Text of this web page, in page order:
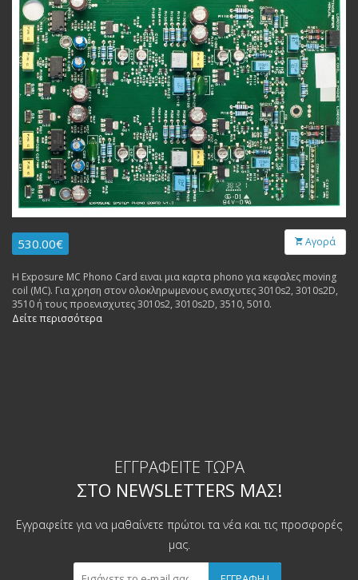
530.00€ Αγορά
Η Exposure MC Phono Card ειναι μια καρτα phono για κεφαλες moving
coil (MC). Για χρηση στον ολοκληρωμενους ενισχυτες 3010s2, 3010s2D,
3510 ή τους προενισχυτες 3010s2, 3010s2D, 3510, 5010.
Δείτε περισσότερα
ΕΓΓΡΑΦΕΊΤΕ ΤΏΡΑ
ΣΤΟ NEWSLETTERS ΜΑΣ!
Εγγραφείτε για να μαθαίνετε πρώτοι τα νέα και τις προσφορές
μας.